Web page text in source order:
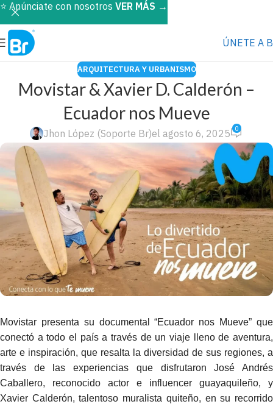
ÚNETE A
ARQUITECTURA Y URBANISMO
Movistar & Xavier D. Calderón –
Ecuador nos Mueve
Jhon López (Soporte Br)el agosto 6, 2025 0
Movistar presenta su documental “Ecuador nos Mueve” que
conectó a todo el país a través de un viaje lleno de aventura,
arte e inspiración, que resalta la diversidad de sus regiones, a
través de las experiencias que disfrutaron José Andrés
Caballero, reconocido actor e influencer guayaquileño, y
Xavier Calderón, talentoso muralista quiteño, en su recorrido
⭐️ Anúnciate con nosotros VER MÁS →